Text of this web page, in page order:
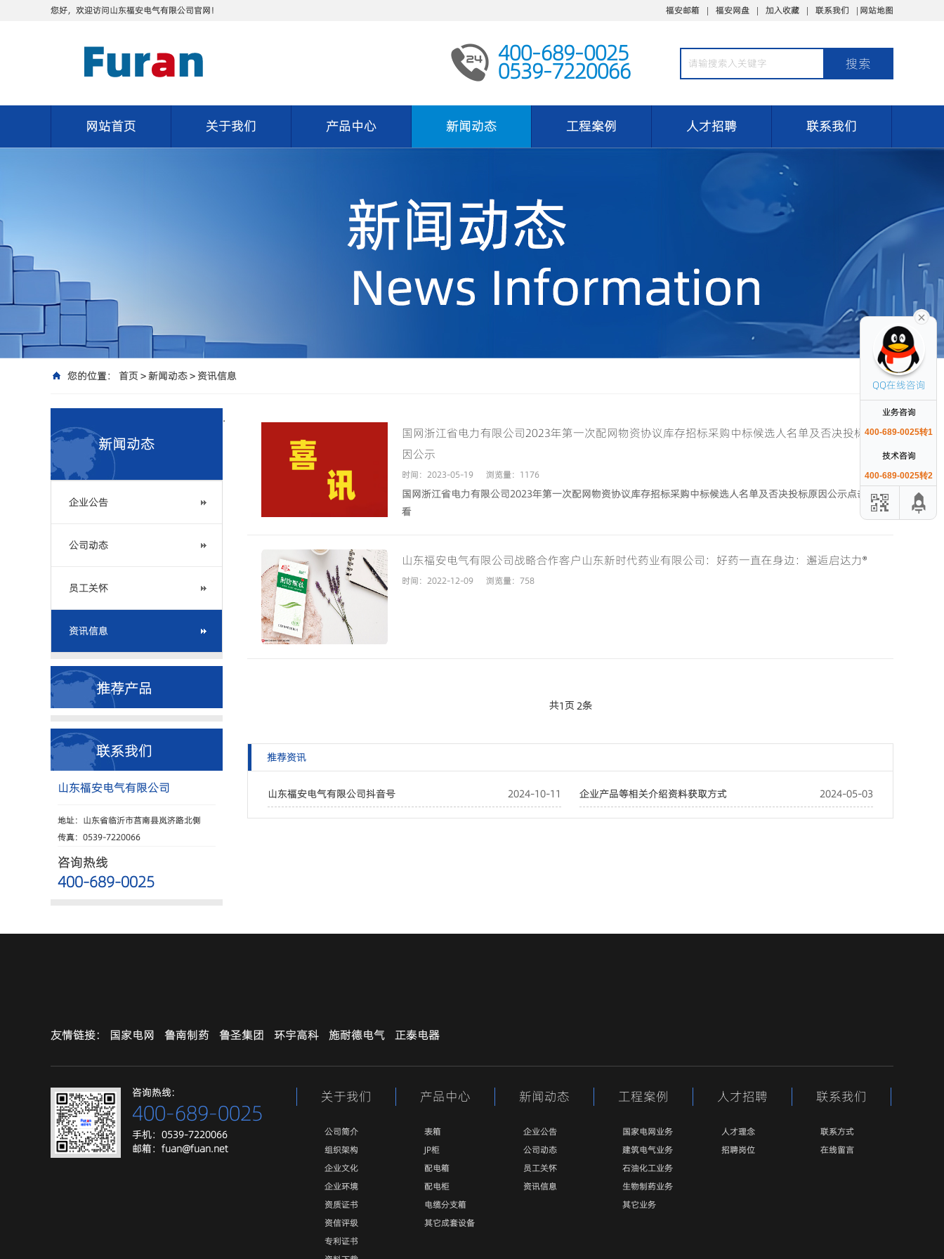
您好，欢迎访问山东福安电气有限公司官网！ 福安邮箱 福安网盘 加入收藏 联系我们 网站地图
400-689-0025
0539-7220066
网站首页 关于我们 产品中心 新闻动态 工程案例 人才招聘 联系我们
您的位置： 首页 >新闻动态> 资讯信息
.
新闻动态
企业公告
公司动态
员工关怀
资讯信息
推荐产品
联系我们
山东福安电气有限公司
地址：山东省临沂市莒南县岚济路北侧
传真：0539-7220066
咨询热线
400-689-0025
国网浙江省电力有限公司2023年第一次配网物资协议库存招标采购中标候选人名单及否决投标原
因公示
时间：2023-05-19 浏览量：1176
国网浙江省电力有限公司2023年第一次配网物资协议库存招标采购中标候选人名单及否决投标原因公示点击查
看
山东福安电气有限公司战略合作客户山东新时代药业有限公司：好药一直在身边：邂逅启达力®
时间：2022-12-09 浏览量：758
共1页 2条
推荐资讯
2024-10-11
山东福安电气有限公司抖音号 2024-05-03
企业产品等相关介绍资料获取方式
友情链接： 国家电网 鲁南制药 鲁圣集团 环宇高科 施耐德电气 正泰电器
咨询热线:
400-689-0025
手机：0539-7220066
邮箱：fuan@fuan.net
关于我们
公司简介
组织架构
企业文化
企业环境
资质证书
资信评级
专利证书
产品中心
表箱
JP柜
配电箱
配电柜
电缆分支箱
其它成套设备
新闻动态
企业公告
公司动态
员工关怀
资讯信息
工程案例
国家电网业务
建筑电气业务
石油化工业务
生物制药业务
其它业务
人才招聘
人才理念
招聘岗位
联系我们
联系方式
在线留言
QQ在线咨询
业务咨询
400-689-0025转1
技术咨询
400-689-0025转2